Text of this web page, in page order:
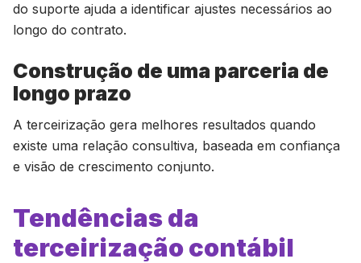
do suporte ajuda a identificar ajustes necessários ao
longo do contrato.
Construção de uma parceria de
longo prazo
A terceirização gera melhores resultados quando
existe uma relação consultiva, baseada em confiança
e visão de crescimento conjunto.
Tendências da
terceirização contábil